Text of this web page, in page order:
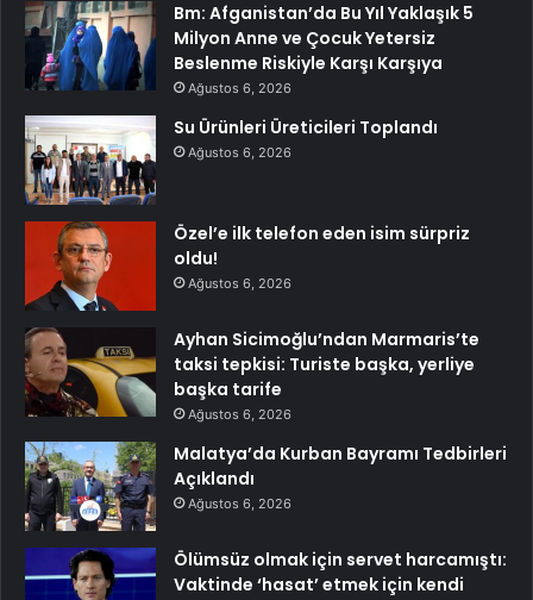
Bm: Afganistan’da Bu Yıl Yaklaşık 5
Milyon Anne ve Çocuk Yetersiz
Beslenme Riskiyle Karşı Karşıya
Ağustos 6, 2026
Su Ürünleri Üreticileri Toplandı
Ağustos 6, 2026
Özel’e ilk telefon eden isim sürpriz
oldu!
Ağustos 6, 2026
Ayhan Sicimoğlu’ndan Marmaris’te
taksi tepkisi: Turiste başka, yerliye
başka tarife
Ağustos 6, 2026
Malatya’da Kurban Bayramı Tedbirleri
Açıklandı
Ağustos 6, 2026
Ölümsüz olmak için servet harcamıştı:
Vaktinde ‘hasat’ etmek için kendi